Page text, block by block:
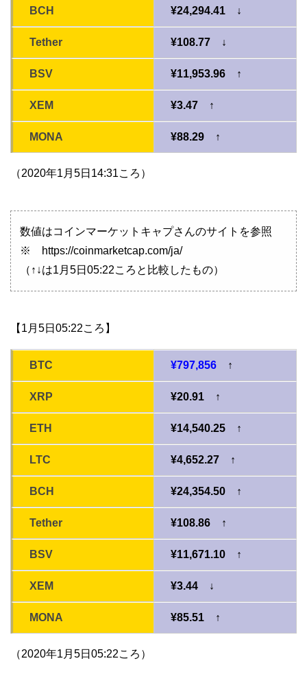
BCH ¥24,294.41 ↓
Tether ¥108.77 ↓
BSV ¥11,953.96 ↑
XEM ¥3.47 ↑
MONA ¥88.29 ↑
（2020年1月5日14:31ころ）
数値はコインマーケットキャプさんのサイトを参照
※ https://coinmarketcap.com/ja/
（↑↓は1月5日05:22ころと比較したもの）
【1月5日05:22ころ】
BTC ¥797,856 ↑
XRP ¥20.91 ↑
ETH ¥14,540.25 ↑
LTC ¥4,652.27 ↑
BCH ¥24,354.50 ↑
Tether ¥108.86 ↑
BSV ¥11,671.10 ↑
XEM ¥3.44 ↓
MONA ¥85.51 ↑
（2020年1月5日05:22ころ）